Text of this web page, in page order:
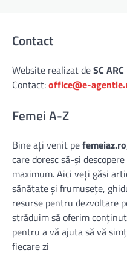
Contact
Website realizat deSC
Contact:office@e-
Femei A-Z
Bine ați venit pefemeiaz.ro
care doresc să-și
maximum. Aici veți găsi
sănătate și frumusețe,
resurse pentru dezvoltare
străduim să oferim
pentru a vă ajuta să vă
fiecare zi